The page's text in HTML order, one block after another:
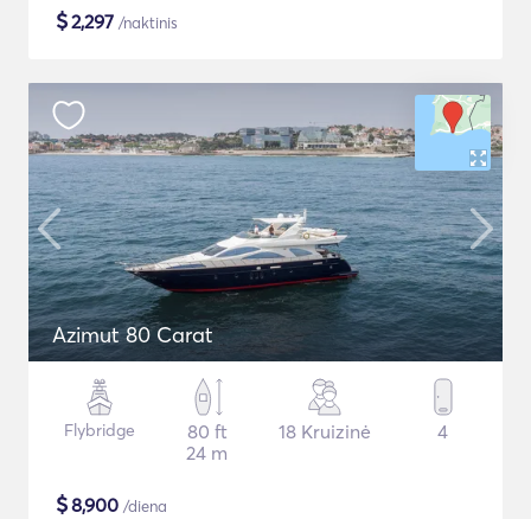
$2,297 /naktinis
Azimut 80 Carat
Flybridge
80 ft
24 m
18 Kruizinė 4
$8,900 /diena